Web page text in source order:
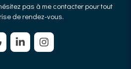
pas à me contacter pour tout
de rendez-vous.